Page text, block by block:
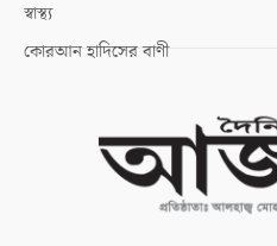
স্বাস্থ্য
কোরআন হাদিসের বাণী